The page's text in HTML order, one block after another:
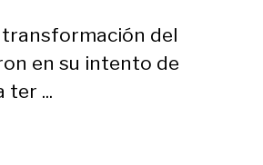
transformación del
en su intento de
ter ...